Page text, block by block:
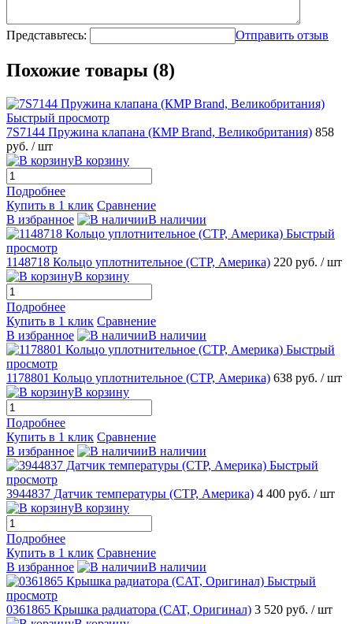
Представьтесь: Отправить отзыв
Похожие товары (8)
Быстрый просмотр
7S7144 Пружина клапана (КMP Brand, Великобритания) 858
руб. / шт
В корзину
Подробнее
Купить в 1 клик Сравнение
В избранное
В наличии
Быстрый
просмотр
1148718 Кольцо уплотнительное (CTP, Америка) 220 руб. / шт
В корзину
Подробнее
Купить в 1 клик Сравнение
В избранное
В наличии
Быстрый
просмотр
1178801 Кольцо уплотнительное (CTP, Америка) 638 руб. / шт
В корзину
Подробнее
Купить в 1 клик Сравнение
В избранное
В наличии
Быстрый
просмотр
3944837 Датчик температуры (CTP, Америка) 4 400 руб. / шт
В корзину
Подробнее
Купить в 1 клик Сравнение
В избранное
В наличии
Быстрый
просмотр
0361865 Крышка радиатора (CAT, Оригинал) 3 520 руб. / шт